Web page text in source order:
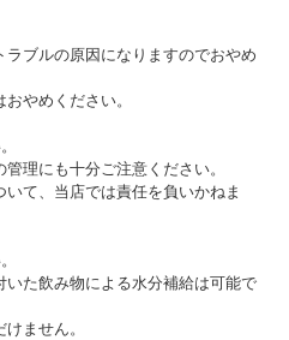
表
ト当選者発表
ラブルの原因になりますのでおやめ
やめください。
理にも十分ご注意ください。
いて、当店では責任を負いかねま
いた飲み物による水分補給は可能で
ません。